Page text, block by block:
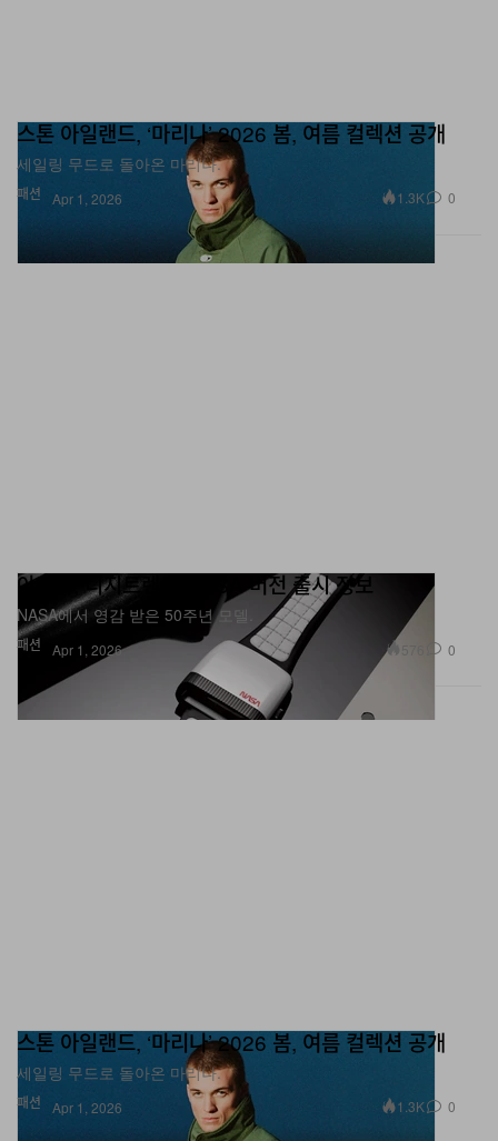
패션
스톤 아일랜드, ‘마리나’ 2026 봄, 여름 컬렉션 공개
세일링 무드로 돌아온 마리나.
Apr 1, 2026 1.3K 0
패션
아미다, 디지트렌드 NASA 버전 출시 정보
NASA에서 영감 받은 50주년 모델.
Apr 1, 2026 0
패션
스톤 아일랜드, ‘마리나’ 2026 봄, 여름 컬렉션 공개
세일링 무드로 돌아온 마리나.
Apr 1, 2026 1.3K 0